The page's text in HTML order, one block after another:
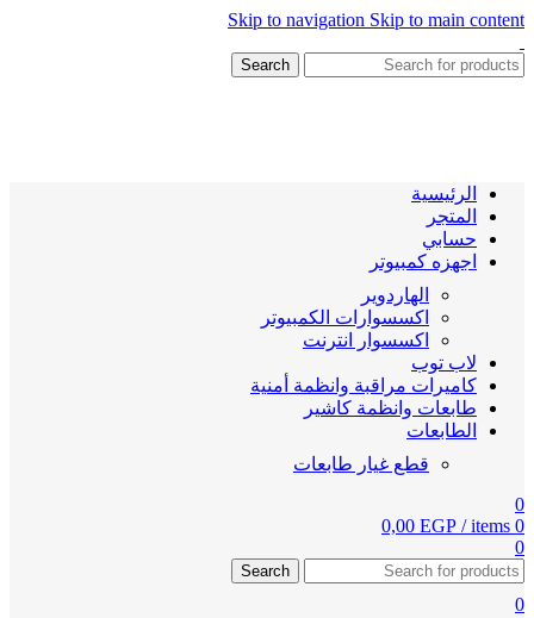
Skip to navigation Skip to main content
Search
الرئيسية
المتجر
حسابي
اجهزه كمبيوتر
الهاردوير
اكسسوارات الكمبيوتر
اكسسوار انترنت
لاب توب
كاميرات مراقبة وانظمة أمنية
طابعات وانظمة كاشير
الطابعات
قطع غيار طابعات
0
0
items
/
0,00 EGP
0
Search
0